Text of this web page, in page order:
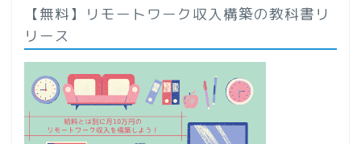
【無料】リモートワーク収入構築の教科書リ
リース